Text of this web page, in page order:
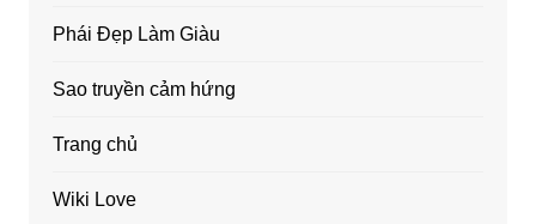
Phái Đẹp Làm Giàu
Sao truyền cảm hứng
Trang chủ
Wiki Love